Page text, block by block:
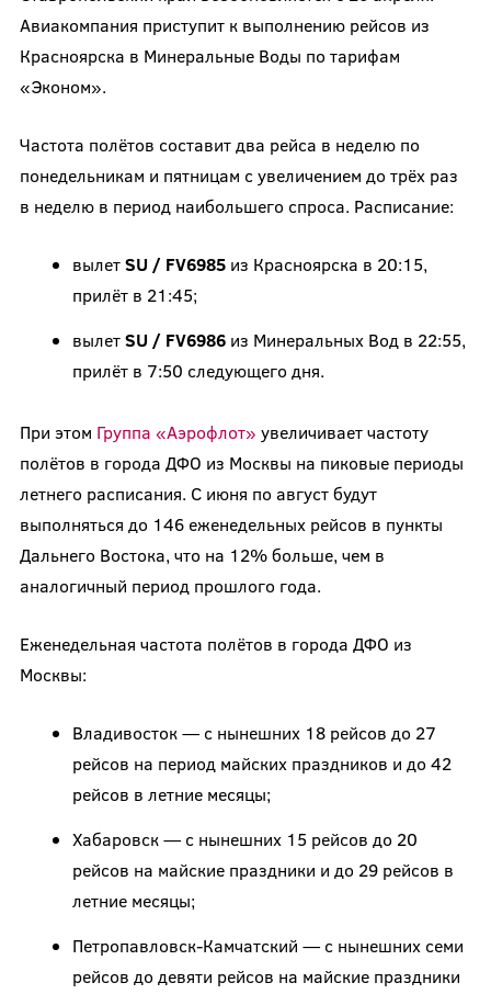
Авиакомпания приступит к выполнению рейсов из
Красноярска в Минеральные Воды по тарифам
«Эконом».
Частота полётов составит два рейса в неделю по
понедельникам и пятницам с увеличением до трёх раз
в неделю в период наибольшего спроса. Расписание:
вылетSU / FV6985из Красноярска в 20:15,
прилёт в 21:45;
вылетSU / FV6986из Минеральных Вод в 22:55,
прилёт в 7:50 следующего дня.
При этом Группа «Аэрофлот» увеличивает частоту
полётов в города ДФО из Москвы на пиковые периоды
летнего расписания. С июня по август будут
выполняться до 146 еженедельных рейсов в пункты
Дальнего Востока, что на 12% больше, чем в
аналогичный период прошлого года.
Еженедельная частота полётов в города ДФО из
Москвы:
Владивосток — с нынешних 18 рейсов до 27
рейсов на период майских праздников и до 42
рейсов в летние месяцы;
Хабаровск — с нынешних 15 рейсов до 20
рейсов на майские праздники и до 29 рейсов в
летние месяцы;
Петропавловск-Камчатский — с нынешних семи
рейсов до девяти рейсов на майские праздники